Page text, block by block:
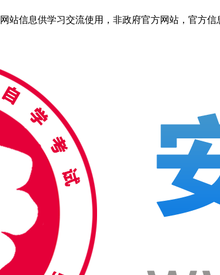
站信息供学习交流使用，非政府官方网站，官方信